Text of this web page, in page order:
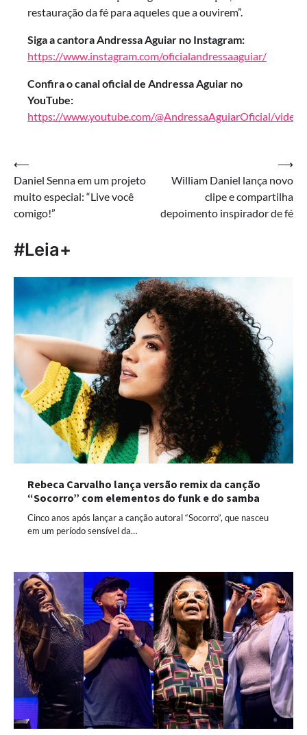
restauração da fé para aqueles que a ouvirem”.
Siga a cantora Andressa Aguiar no Instagram:
https://www.instagram.com/oficialandressaaguiar/
Confira o canal oficial de Andressa Aguiar no
YouTube:
https://www.youtube.com/@AndressaAguiarOficial/videos
Navegação
de
Post
⟵
Daniel Senna em um projeto
muito especial: “Live você
comigo!”
William Daniel lança novo
clipe e compartilha
depoimento inspirador de fé
⟶
#Leia+
Rebeca Carvalho lança versão remix da canção
“Socorro” com elementos do funk e do samba
Cinco anos após lançar a canção autoral “Socorro”, que nasceu
em um período sensível da…